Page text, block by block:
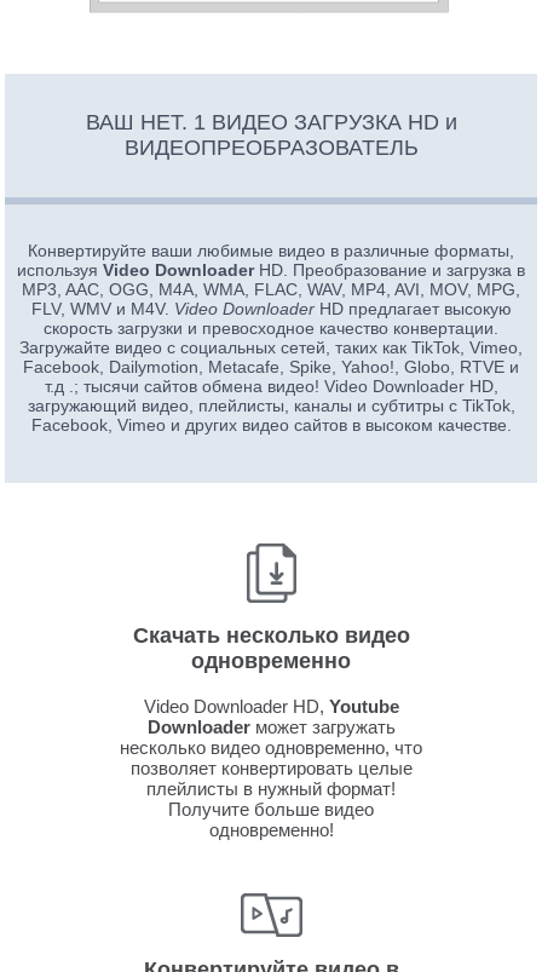
ВАШ НЕТ. 1 ВИДЕО ЗАГРУЗКА HD и
ВИДЕОПРЕОБРАЗОВАТЕЛЬ
Конвертируйте ваши любимые видео в различные форматы,
используя Video DownloaderHD. Преобразование и загрузка в
MP3, AAC, OGG, M4A, WMA, FLAC, WAV, MP4, AVI, MOV, MPG,
FLV, WMV и M4V. Video DownloaderHD предлагает высокую
скорость загрузки и превосходное качество конвертации.
Загружайте видео с социальных сетей, таких как TikTok, Vimeo,
Facebook, Dailymotion, Metacafe, Spike, Yahoo!, Globo, RTVE и
т.д .; тысячи сайтов обмена видео! Video Downloader HD,
загружающий видео, плейлисты, каналы и субтитры с TikTok,
Facebook, Vimeo и других видео сайтов в высоком качестве.
Скачать несколько видео
одновременно
Video Downloader HD, Youtube
Downloaderможет загружать
несколько видео одновременно, что
позволяет конвертировать целые
плейлисты в нужный формат!
Получите больше видео
одновременно!